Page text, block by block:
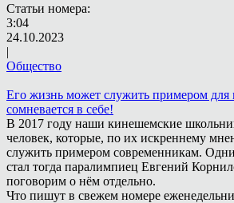
Статьи номера:
3:04
24.10.2023
|
Общество
Его жизнь может служить примером для
сомневается в себе!
В 2017 году наши кинешемские
человек, которые, по их искреннему
служить примером современникам.
стал тогда паралимпиец Евгений
поговорим о нём отдельно.
Что пишут в свежем номере